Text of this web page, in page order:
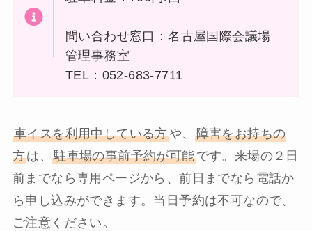
問い合わせ窓口：名古屋国際会議場
管理事務室
TEL：052-683-7711
車イスを利用中している方や、 障害をお持ちの
方は、駐車場の事前予約が可能です。来場の２日
前までなら専用ページから、前日までなら電話か
ら申し込みができます。当日予約は不可なので、
ご注意ください。